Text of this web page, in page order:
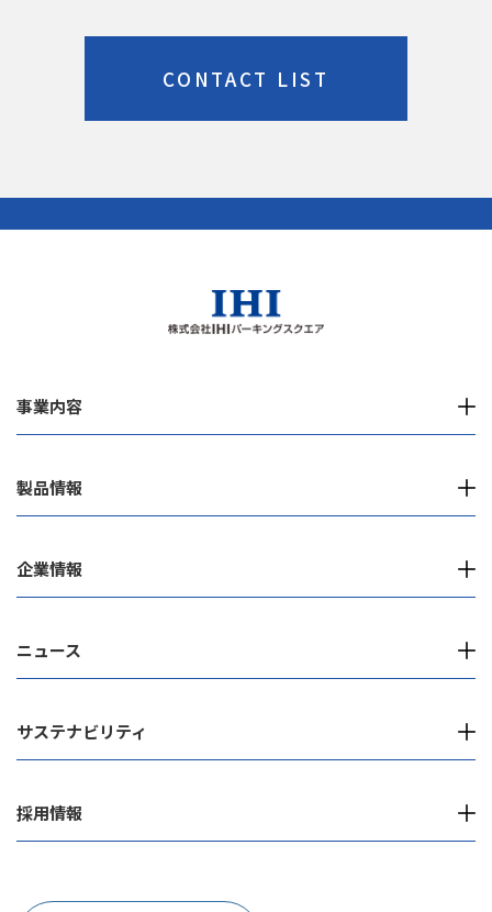
CONTACT LIST
事業内容
製品情報
企業情報
ニュース
サステナビリティ
採用情報